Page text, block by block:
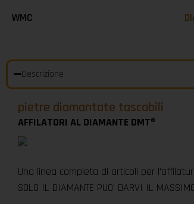
WMC
Descrizione
pietre diamantate tascabili
AFFILATORI AL DIAMANTE DMT®
Una linea completa di articoli per
SOLO IL DIAMANTE PUO’ DARVI IL